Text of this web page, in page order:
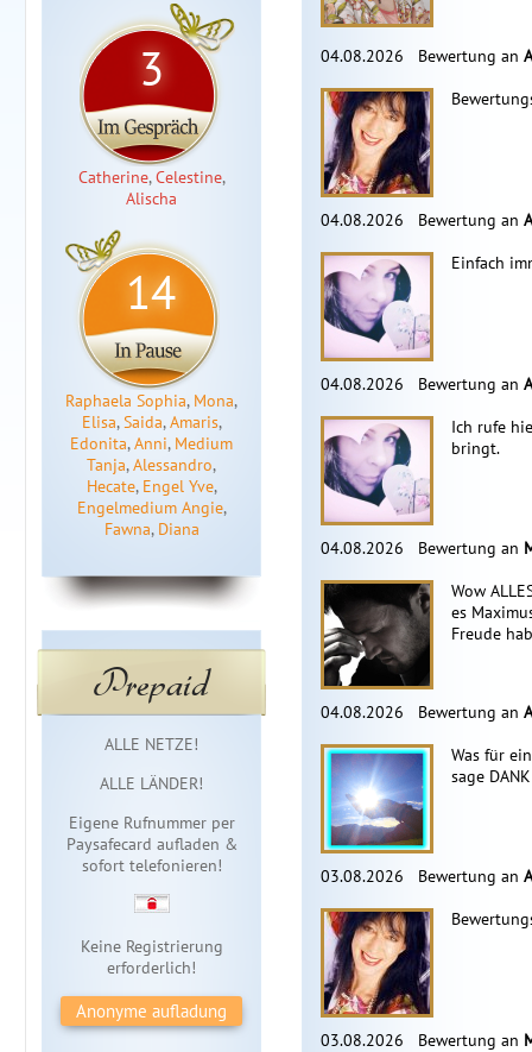
3
Catherine,Celestine,
Alischa
14
Raphaela Sophia, Mona,
Elisa,Saida,Amaris,
Edonita,Anni, Medium
Tanja,Alessandro,
Hecate, Engel Yve,
Engelmedium Angie,
Fawna, Diana
Prepaid
Sofortzugang
ALLE NETZE!
ALLE LÄNDER!
Eigene Rufnummer per
Paysafecard aufladen &
sofort telefonieren!
Keine Registrierung
erforderlich!
Anonyme aufladung
04.08.2026 Bewertung an
04.08.2026 Bewertung an
Einfach
04.08.2026 Bewertung an
Ich rufe
bringt.
04.08.2026 Bewertung an
Wow
es
Freude
04.08.2026 Bewertung an
Was für
sage
03.08.2026 Bewertung an
03.08.2026 Bewertung an